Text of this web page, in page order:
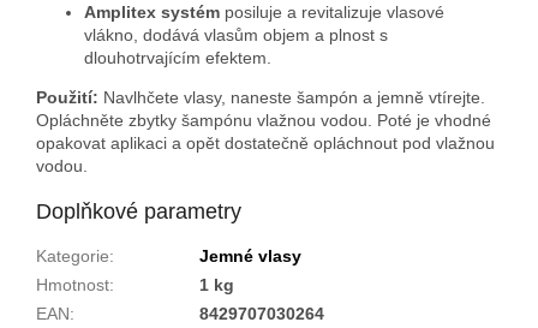
Amplitex systém posiluje a revitalizuje vlasové
vlákno, dodává vlasům objem a plnost s
dlouhotrvajícím efektem.
Použití: Navlhčete vlasy, naneste šampón a jemně vtírejte.
Opláchněte zbytky šampónu vlažnou vodou. Poté je vhodné
opakovat aplikaci a opět dostatečně opláchnout pod vlažnou
vodou.
Doplňkové parametry
Kategorie:
Jemné vlasy
Hmotnost:
1 kg
EAN:
8429707030264